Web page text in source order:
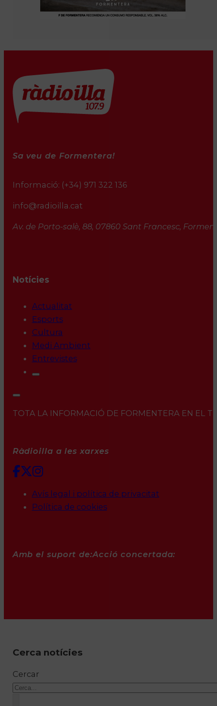
Sa veu de Formentera!
Informació: (+34) 971 322 136
info@radioilla.cat
Av. de Porto-salè, 88, 07860 Sant Francesc,
Notícies
Actualitat
Esports
Cultura
Medi Ambient
Entrevistes
TOTA LA INFORMACIÓ DE FORMENTERA EN EL
Ràdioilla a les xarxes
Avís legal i política de privacitat
Política de cookies
Amb el suport de:Acció concertada:
Cerca notícies
Cercar